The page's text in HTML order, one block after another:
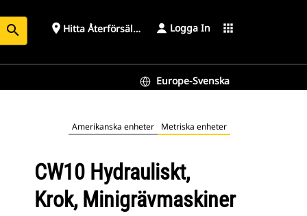
search place Hitta Återförsäljare Logga In apps
Europe-Svenska
Amerikanska enheter Metriska enheter
CW10 Hydrauliskt,
Krok, Minigrävmaskiner